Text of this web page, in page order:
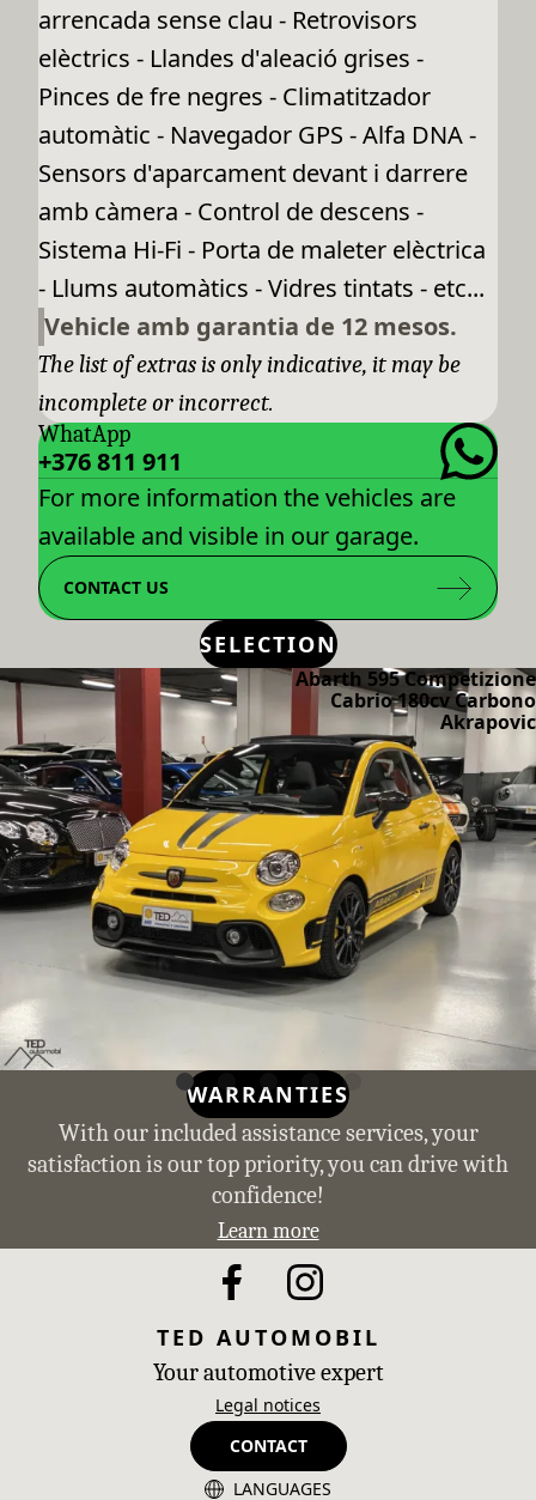
arrencada sense clau - Retrovisors
elèctrics - Llandes d'aleació grises -
Pinces de fre negres - Climatitzador
automàtic - Navegador GPS - Alfa DNA -
Sensors d'aparcament devant i darrere
amb càmera - Control de descens -
Sistema Hi-Fi - Porta de maleter elèctrica
- Llums automàtics - Vidres tintats - etc...
Vehicle amb garantia de 12 mesos.
The list of extras is only indicative, it may be
incomplete or incorrect.
WhatApp
+376 811 911
For more information the vehicles are
available and visible in our garage.
CONTACT US
SELECTION
Abarth 595 Competizione
Cabrio 180cv Carbono
Akrapovic
WARRANTIES
With our included assistance services, your
satisfaction is our top priority, you can drive with
confidence!
Learn more
TED AUTOMOBIL
Your automotive expert
Legal notices
CONTACT
LANGUAGES